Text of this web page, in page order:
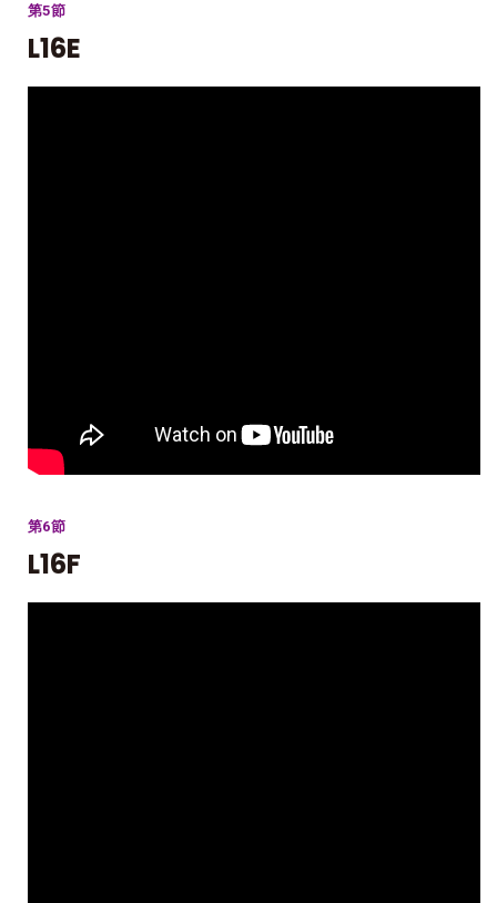
第5節
L16E
第6節
L16F